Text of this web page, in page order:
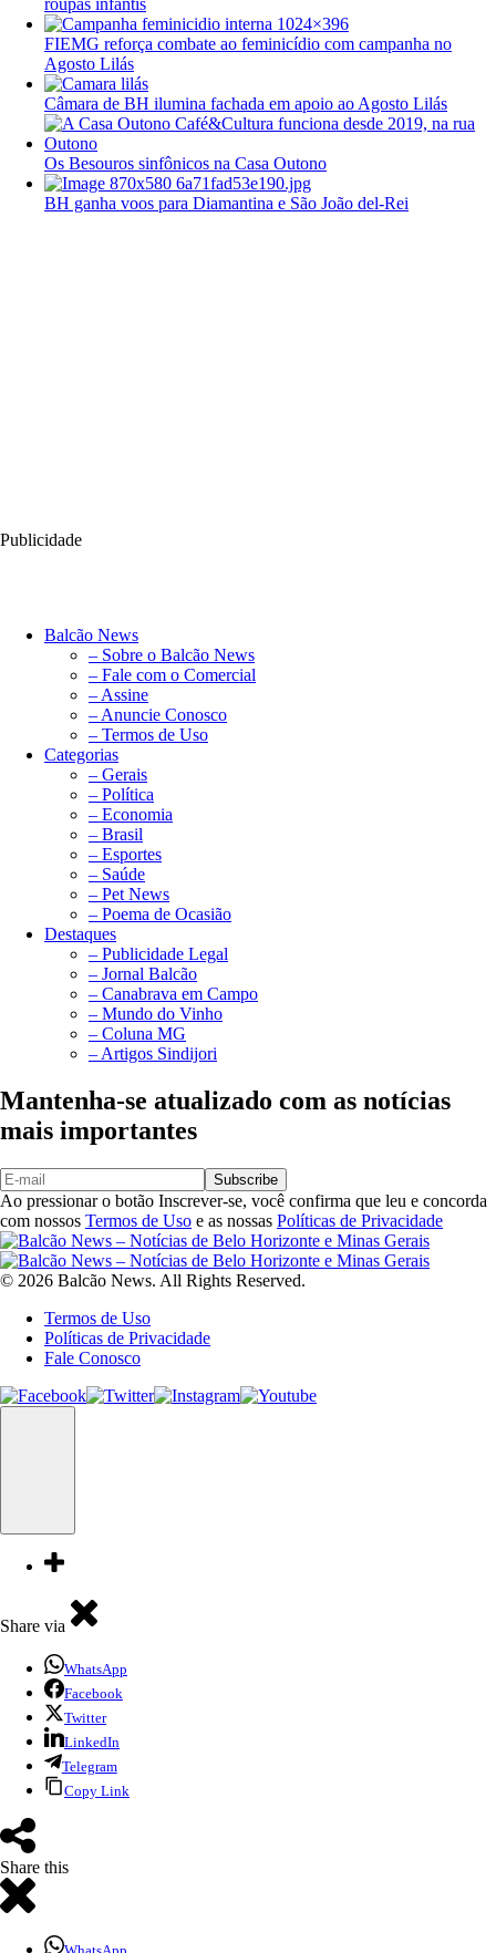
FIEMG reforça combate ao feminicídio com campanha no
Agosto Lilás
Câmara de BH ilumina fachada em apoio ao Agosto Lilás
Os Besouros sinfônicos na Casa Outono
BH ganha voos para Diamantina e São João del-Rei
Publicidade
Balcão News
– Sobre o Balcão News
– Fale com o Comercial
– Assine
– Anuncie Conosco
– Termos de Uso
Categorias
– Gerais
– Política
– Economia
– Brasil
– Esportes
– Saúde
– Pet News
– Poema de Ocasião
Destaques
– Publicidade Legal
– Jornal Balcão
– Canabrava em Campo
– Mundo do Vinho
– Coluna MG
– Artigos Sindijori
Mantenha-se atualizado com as notícias
mais importantes
Subscribe
Ao pressionar o botão Inscrever-se, você confirma que leu e concorda
com nossos Termos de Uso e as nossas Políticas de Privacidade
© 2026 Balcão News. All Rights Reserved.
Termos de Uso
Políticas de Privacidade
Fale Conosco
Share via
WhatsApp
Facebook
Twitter
LinkedIn
Telegram
Copy Link
Share this